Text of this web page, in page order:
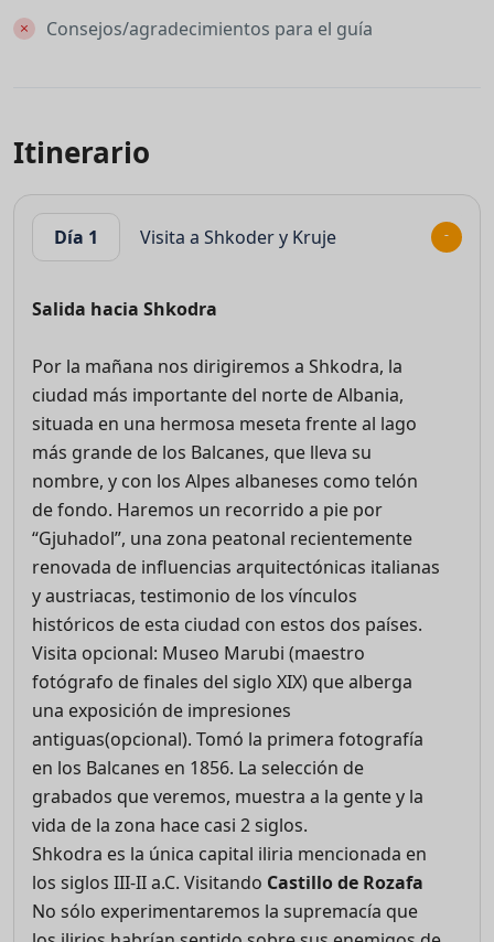
Consejos/agradecimientos para el guía
Itinerario
Día 1 Visita a Shkoder y Kruje
Salida hacia Shkodra
Por la mañana nos dirigiremos a Shkodra, la
ciudad más importante del norte de Albania,
situada en una hermosa meseta frente al lago
más grande de los Balcanes, que lleva su
nombre, y con los Alpes albaneses como telón
de fondo. Haremos un recorrido a pie por
“Gjuhadol”, una zona peatonal recientemente
renovada de influencias arquitectónicas italianas
y austriacas, testimonio de los vínculos
históricos de esta ciudad con estos dos países.
Visita opcional: Museo Marubi (maestro
fotógrafo de finales del siglo XIX) que alberga
una exposición de impresiones
antiguas(opcional). Tomó la primera fotografía
en los Balcanes en 1856. La selección de
grabados que veremos, muestra a la gente y la
vida de la zona hace casi 2 siglos.
Shkodra es la única capital iliria mencionada en
los siglos III-II a.C. Visitando Castillo de Rozafa
No sólo experimentaremos la supremacía que